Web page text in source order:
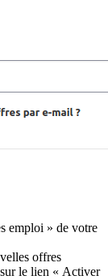
emploi » de votre
offres
le lien « Activer